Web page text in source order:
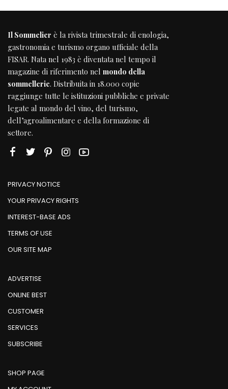
Il Sommelier è la rivista trimestrale di enologia,
gastronomia e turismo organo ufficiale della
FISAR. Nata nel 1983 è diventata nel tempo il
magazine di riferimento nel mondo della
sommellerie. Distribuita in 18.000 copie
raggiunge tutte le istituzioni pubbliche e private
legate al mondo del vino, del turismo,
dell’agroalimentare e della formazione di
settore.
PRIVACY NOTICE
YOUR PRIVACY RIGHTS
INTEREST-BASE ADS
TERMS OF USE
OUR SITE MAP
ADVERTISE
ONLINE BEST
CUSTOMER
SERVICES
SUBSCRIBE
SHOP PAGE